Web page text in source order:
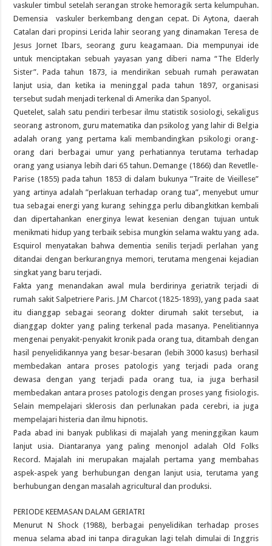
vaskuler timbul setelah serangan stroke hemoragik serta kelumpuhan.
Demensia vaskuler berkembang dengan cepat. Di Aytona, daerah
Catalan dari propinsi Lerida lahir seorang yang dinamakan Teresa de
Jesus Jornet Ibars, seorang guru keagamaan. Dia mempunyai ide
untuk menciptakan sebuah yayasan yang diberi nama “The Elderly
Sister”. Pada tahun 1873, ia mendirikan sebuah rumah perawatan
lanjut usia, dan ketika ia meninggal pada tahun 1897, organisasi
tersebut sudah menjadi terkenal di Amerika dan Spanyol.
Quetelet, salah satu pendiri terbesar ilmu statistik sosiologi, sekaligus
seorang astronom, guru matematika dan psikolog yang lahir di Belgia
adalah orang yang pertama kali membandingkan psikologi orang-
orang dari berbagai umur yang perhatiannya terutama terhadap
orang yang usianya lebih dari 65 tahun. Demange (1866) dan Revetlle-
Parise (1855) pada tahun 1853 di dalam bukunya ”Traite de Vieillese”
yang artinya adalah ”perlakuan terhadap orang tua”, menyebut umur
tua sebagai energi yang kurang sehingga perlu dibangkitkan kembali
dan dipertahankan energinya lewat kesenian dengan tujuan untuk
menikmati hidup yang terbaik sebisa mungkin selama waktu yang ada.
Esquirol menyatakan bahwa dementia senilis terjadi perlahan yang
ditandai dengan berkurangnya memori, terutama mengenai kejadian
singkat yang baru terjadi.
Fakta yang menandakan awal mula berdirinya geriatrik terjadi di
rumah sakit Salpetriere Paris. J.M Charcot (1825-1893), yang pada saat
itu dianggap sebagai seorang dokter dirumah sakit tersebut, ia
dianggap dokter yang paling terkenal pada masanya. Penelitiannya
mengenai penyakit-penyakit kronik pada orang tua, ditambah dengan
hasil penyelidikannya yang besar-besaran (lebih 3000 kasus) berhasil
membedakan antara proses patologis yang terjadi pada orang
dewasa dengan yang terjadi pada orang tua, ia juga berhasil
membedakan antara proses patologis dengan proses yang fisiologis.
Selain mempelajari sklerosis dan perlunakan pada cerebri, ia juga
mempelajari histeria dan ilmu hipnotis.
Pada abad ini banyak publikasi di majalah yang meninggikan kaum
lanjut usia. Diantaranya yang paling menonjol adalah Old Folks
Record. Majalah ini merupakan majalah pertama yang membahas
aspek-aspek yang berhubungan dengan lanjut usia, terutama yang
berhubungan dengan masalah agricultural dan produksi.
PERIODE KEEMASAN DALAM GERIATRI
Menurut N Shock (1988), berbagai penyelidikan terhadap proses
menua selama abad ini tanpa diragukan lagi telah dimulai di Inggris